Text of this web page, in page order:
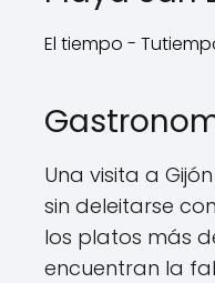
El tiempo -
Una visita a
sin deleitarse
los platos más
encuentran la